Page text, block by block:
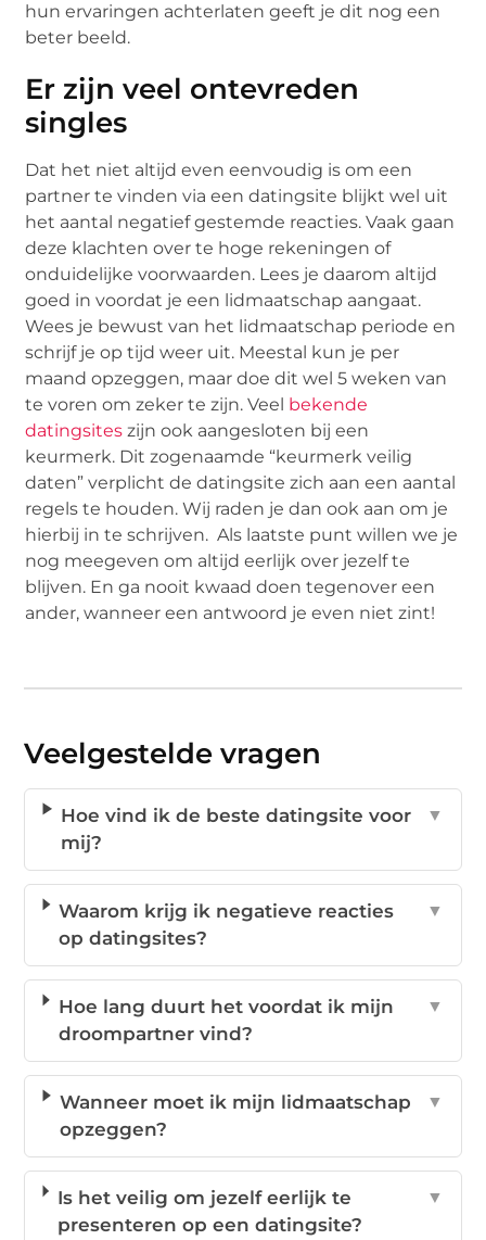
hun ervaringen achterlaten geeft je dit nog een
beter beeld.
Er zijn veel ontevreden
singles
Dat het niet altijd even eenvoudig is om een
partner te vinden via een datingsite blijkt wel uit
het aantal negatief gestemde reacties. Vaak gaan
deze klachten over te hoge rekeningen of
onduidelijke voorwaarden. Lees je daarom altijd
goed in voordat je een lidmaatschap aangaat.
Wees je bewust van het lidmaatschap periode en
schrijf je op tijd weer uit. Meestal kun je per
maand opzeggen, maar doe dit wel 5 weken van
te voren om zeker te zijn. Veel bekende
datingsites zijn ook aangesloten bij een
keurmerk. Dit zogenaamde “keurmerk veilig
daten” verplicht de datingsite zich aan een aantal
regels te houden. Wij raden je dan ook aan om je
hierbij in te schrijven. Als laatste punt willen we je
nog meegeven om altijd eerlijk over jezelf te
blijven. En ga nooit kwaad doen tegenover een
ander, wanneer een antwoord je even niet zint!
Veelgestelde vragen
Hoe vind ik de beste datingsite voor
mij?
▼
Waarom krijg ik negatieve reacties
op datingsites?
▼
Hoe lang duurt het voordat ik mijn
droompartner vind?
▼
Wanneer moet ik mijn lidmaatschap
opzeggen?
▼
Is het veilig om jezelf eerlijk te
presenteren op een datingsite?
▼